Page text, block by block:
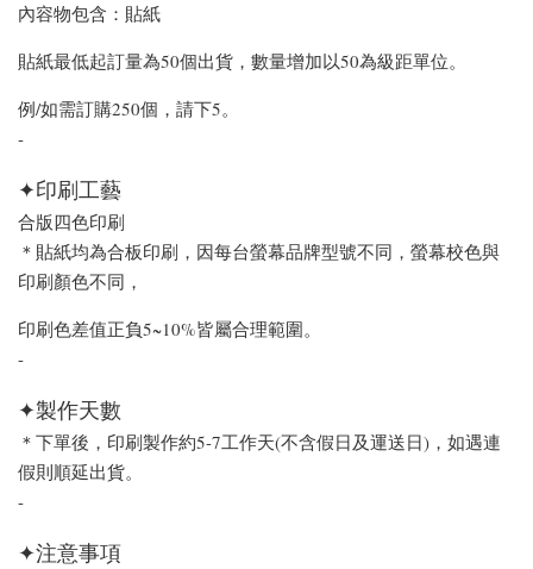
內容物包含：貼紙
貼紙最低起訂量為50個出貨，數量增加以50為級距單位。
例/如需訂購250個，請下5。
-
✦印刷工藝
合版四色印刷
＊貼紙均為合板印刷，因每台螢幕品牌型號不同，螢幕校色與
印刷顏色不同，
印刷色差值正負5~10%皆屬合理範圍。
-
✦製作天數
＊下單後，印刷製作約5-7工作天(不含假日及運送日)，如遇連
假則順延出貨。
-
✦注意事項